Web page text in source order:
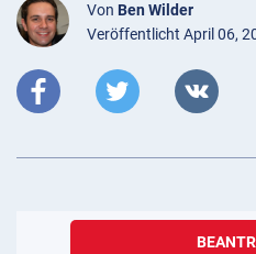
Von Ben Wilder
Veröffentlicht April 06,